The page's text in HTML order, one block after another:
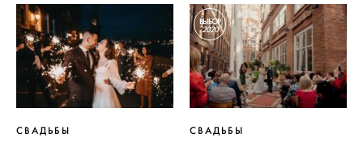
СВАДЬБЫ
ВЫБОР
2020
СВАДЬБЫ